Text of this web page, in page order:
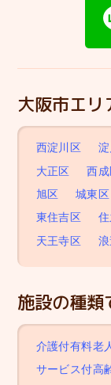
大阪市エリ
西淀川区
大正区
西
旭区
城東区
東住吉区
天王寺区
施設の種類
介護付有料老
サービス付高